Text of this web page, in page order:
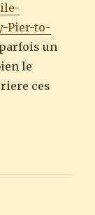
Pier-to-
un
le
ces